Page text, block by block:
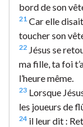
bord de son
21 Car elle
toucher son
22 Jésus se
ma fille, ta foi
l’heure même.
23 Lorsque
les joueurs de
24 il leur dit :